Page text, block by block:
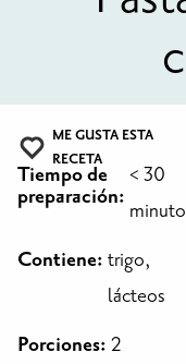
PARA LA MUJER
PARA LOS NIÑOS
CLASES
LET’S CELEBRATE
LET’S READ!
LET’S COLOR
LET’S GROW!
LET'S PLAY!
LET’S DANCE!
LET’S COOK!
HEALTH PARTNERS
BREASTFEEDING SERVICES
BREAST PUMPS
WIC LACTATION SUPPORT
BREASTFEEDING TRAINING
NUTRITION AND REFERRALS
FORMULA PRESCRIPTIONS
INFANT FEEDING OPTIONS
PARTNER RESOURCES
TEXAS TEN STEP PROGRAM
ME GUSTA ESTA
RECETA
Tiempo de
preparación:
< 30
Contiene: trigo,
lácteos
Porciones: 2